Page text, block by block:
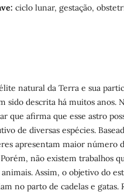
ciclo lunar, gestação,
natural da Terra e sua
sido descrita há muitos anos.
que afirma que esse astro
de diversas espécies.
apresentam maior número
Porém, não existem trabalhos
Assim, o objetivo do
no parto de cadelas e gatas.